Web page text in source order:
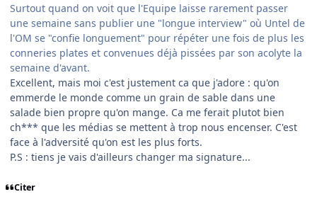
Surtout quand on voit que l'Equipe laisse rarement passer
une semaine sans publier une "longue interview" où Untel de
l'OM se "confie longuement" pour répéter une fois de plus les
conneries plates et convenues déjà pissées par son acolyte la
semaine d'avant.
Excellent, mais moi c'est justement ca que j'adore : qu'on
emmerde le monde comme un grain de sable dans une
salade bien propre qu'on mange. Ca me ferait plutot bien
ch*** que les médias se mettent à trop nous encenser. C'est
face à l'adversité qu'on est les plus forts.
P.S : tiens je vais d'ailleurs changer ma signature...
Citer